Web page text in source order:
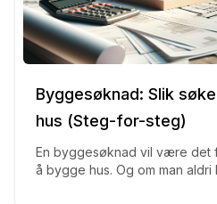
Byggesøknad: Slik
hus (Steg-for-steg)
En byggesøknad vil være det
å bygge hus. Og om man